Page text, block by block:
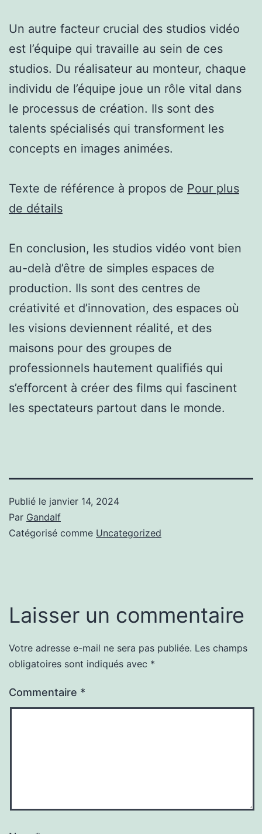
Un autre facteur crucial des studios vidéo
est l’équipe qui travaille au sein de ces
studios. Du réalisateur au monteur, chaque
individu de l’équipe joue un rôle vital dans
le processus de création. Ils sont des
talents spécialisés qui transforment les
concepts en images animées.
Texte de référence à propos de Pour plus
de détails
En conclusion, les studios vidéo vont bien
au-delà d’être de simples espaces de
production. Ils sont des centres de
créativité et d’innovation, des espaces où
les visions deviennent réalité, et des
maisons pour des groupes de
professionnels hautement qualifiés qui
s’efforcent à créer des films qui fascinent
les spectateurs partout dans le monde.
Publié le janvier 14, 2024
Par Gandalf
Catégorisé comme Uncategorized
Laisser un commentaire
Votre adresse e-mail ne sera pas publiée. Les champs
obligatoires sont indiqués avec *
Commentaire *